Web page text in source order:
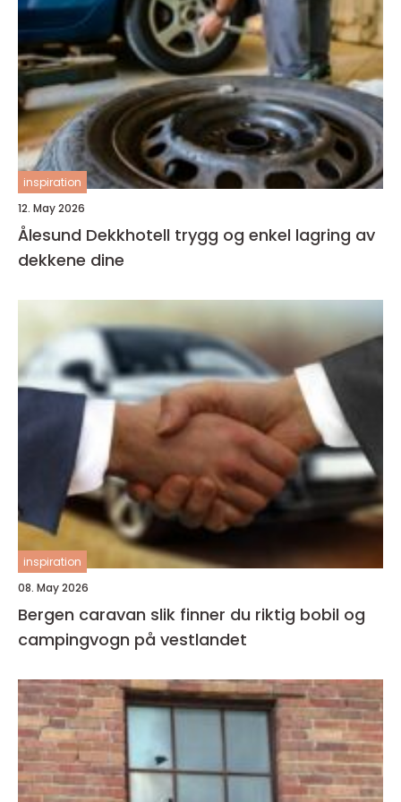
inspiration
12. May 2026
Ålesund Dekkhotell trygg og enkel lagring av
dekkene dine
inspiration
08. May 2026
Bergen caravan slik finner du riktig bobil og
campingvogn på vestlandet